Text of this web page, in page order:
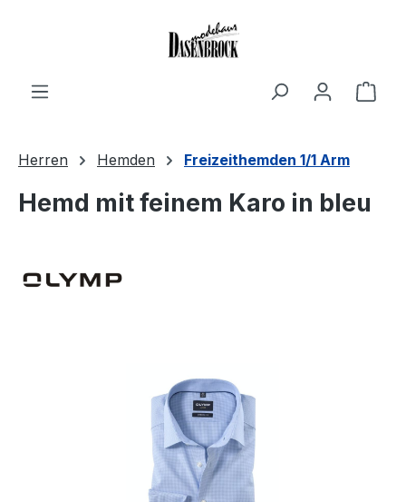
Herren Hemden Freizeithemden 1/1 Arm
Hemd mit feinem Karo in bleu